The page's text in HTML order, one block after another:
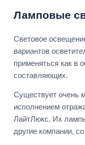
Ламповые
Световое
вариантов
применяться как в
составляющих.
Существует очень
исполнением
ЛайтЛюкс. Их
другие компании,